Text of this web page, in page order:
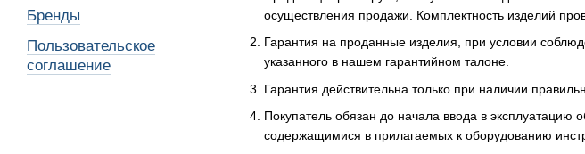
осуществления продажи. Комплектность изделий
Гарантия на проданные изделия, при условии
указанного в нашем гарантийном талоне.
Гарантия действительна только при наличии
Покупатель обязан до начала ввода в эксплуатацию
содержащимися в прилагаемых к оборудованию
Бренды
Пользовательское
соглашение